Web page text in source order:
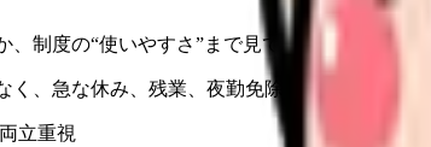
、制度の“使いやすさ”まで見て相談できます。
く、急な休み、残業、夜勤免除、周囲の理解ま
両立重視